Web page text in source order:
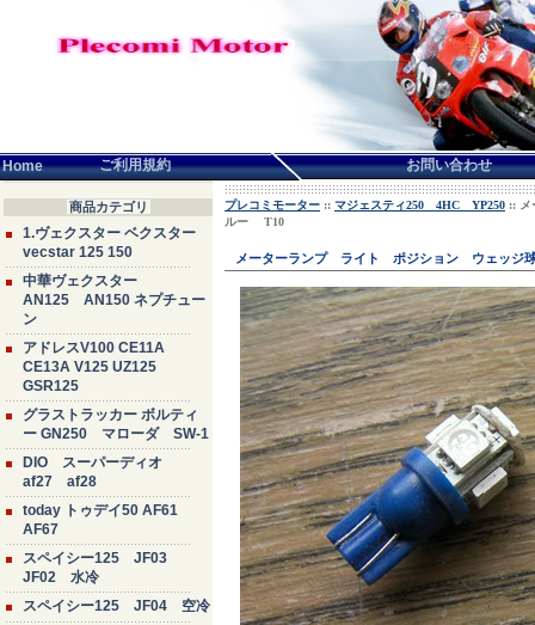
Home ご利用規約 お問い合わせ
商品カテゴリ
1.ヴェクスター ベクスター
vecstar 125 150
中華ヴェクスター
AN125 AN150 ネプチュー
ン
アドレスV100 CE11A
CE13A V125 UZ125
GSR125
グラストラッカー ボルティ
ー GN250 マローダ SW-1
DIO スーパーディオ
af27 af28
today トゥデイ50 AF61
AF67
スペイシー125 JF03
JF02 水冷
スペイシー125 JF04 空冷
プレコミモーター :: マジェスティ250 4HC YP250 ::
ルー T10
メーターランプ ライト ポジション ウェッ